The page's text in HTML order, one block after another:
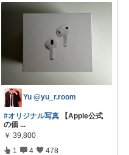
Yu @yu_r.room
#オリジナル写真 【Apple公式
の価 ...
￥ 39,800
1 4 478